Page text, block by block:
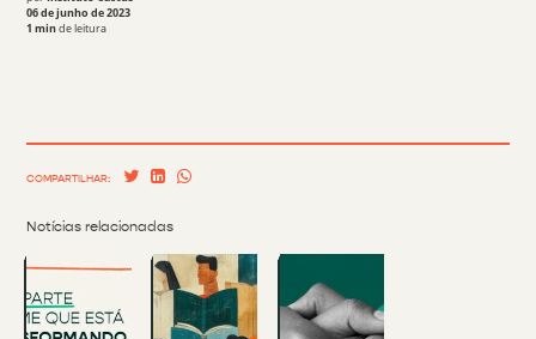
06 de junho de 2023
1 minde leitura
COMPARTILHAR:
Notícias relacionadas